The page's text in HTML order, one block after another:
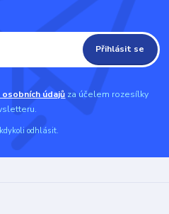
Přihlásit se
údajů za účelem rozesílky
kdykoli odhlásit.